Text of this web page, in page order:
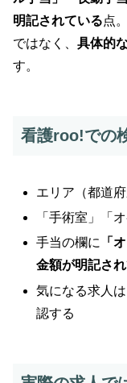
明記されている点
ではなく、 具体的
す。
看護roo!での
エリア（都道
「手術室」「
手当の欄に
「
金額が明記さ
気になる求人
認する